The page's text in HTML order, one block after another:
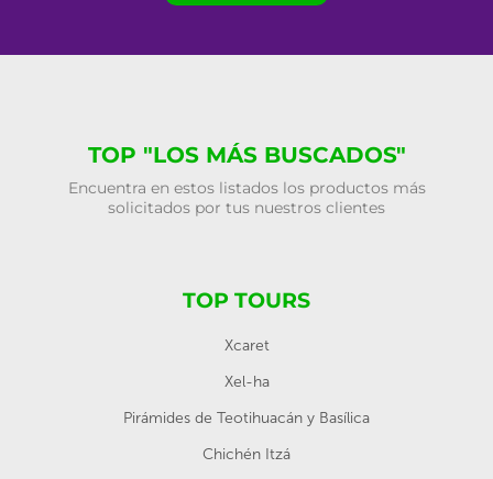
TOP "LOS MÁS BUSCADOS"
Encuentra en estos listados los productos más
solicitados por tus nuestros clientes
TOP TOURS
Xcaret
Xel-ha
Pirámides de Teotihuacán y Basílica
Chichén Itzá